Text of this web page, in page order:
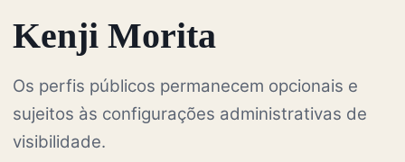
Kenji Morita
Os perfis públicos permanecem opcionais e
sujeitos às configurações administrativas de
visibilidade.